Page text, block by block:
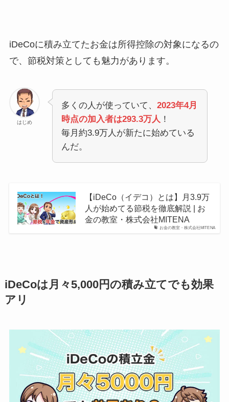
iDeCoに積み立てたお金は所得控除の対象になるの
で、節税対策としても魅力があります。
はじめ
多くの人が使っていて、 2023年4月
時点の加入者は293.3万人 ！
毎月約3.9万人が新たに始めている
んだ。
お金の教室・株式会社MITENA
【iDeCo（イデコ）とは】月3.9万
人が始めてる節税を徹底解説 | お
金の教室・株式会社MITENA
iDeCoは月々5,000円の積み立てでも効果
アリ